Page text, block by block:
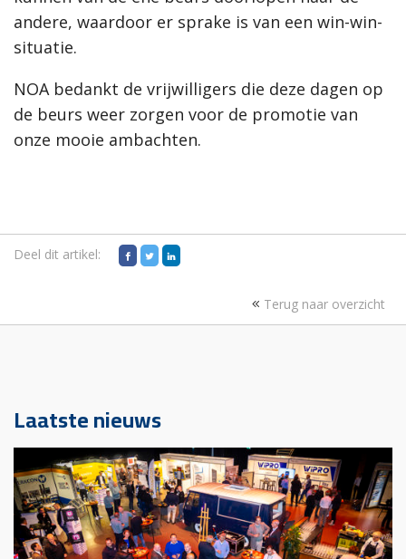
andere, waardoor er sprake is van een win-win-
situatie.
NOA bedankt de vrijwilligers die deze dagen op
de beurs weer zorgen voor de promotie van
onze mooie ambachten.
Deel dit artikel:
Terug naar overzicht
Laatste nieuws